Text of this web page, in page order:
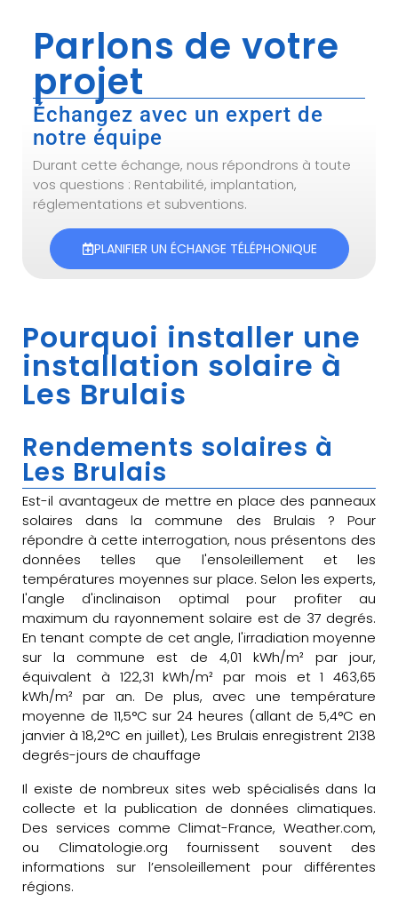
Parlons de votre
projet
Échangez avec un expert de
notre équipe
Durant cette échange, nous répondrons à toute
vos questions : Rentabilité, implantation,
réglementations et subventions.
PLANIFIER UN ÉCHANGE TÉLÉPHONIQUE
Pourquoi installer une
installation solaire à
Les Brulais
Rendements solaires à
Les Brulais
Est-il avantageux de mettre en place des panneaux
solaires dans la commune des Brulais ? Pour
répondre à cette interrogation, nous présentons des
données telles que l'ensoleillement et les
températures moyennes sur place. Selon les experts,
l'angle d'inclinaison optimal pour profiter au
maximum du rayonnement solaire est de 37 degrés.
En tenant compte de cet angle, l'irradiation moyenne
sur la commune est de 4,01 kWh/m² par jour,
équivalent à 122,31 kWh/m² par mois et 1 463,65
kWh/m² par an. De plus, avec une température
moyenne de 11,5°C sur 24 heures (allant de 5,4°C en
janvier à 18,2°C en juillet), Les Brulais enregistrent 2138
degrés-jours de chauffage
Il existe de nombreux sites web spécialisés dans la
collecte et la publication de données climatiques.
Des services comme Climat-France, Weather.com,
ou Climatologie.org fournissent souvent des
informations sur l’ensoleillement pour différentes
régions.